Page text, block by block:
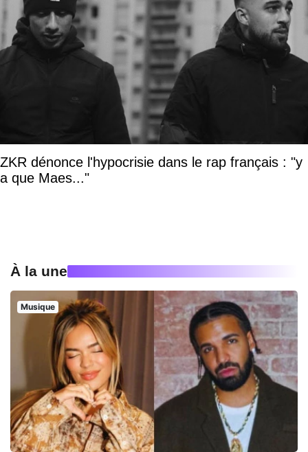
ZKR dénonce l'hypocrisie dans le rap français : "y
a que Maes..."
À la une
Musique